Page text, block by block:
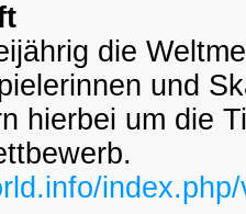
die
und
hierbei um die